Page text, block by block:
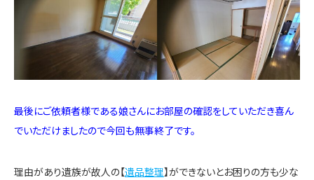
最後にご依頼者様である娘さんにお部屋の確認をしていただき喜ん
でいただけましたので今回も無事終了です。
理由があり遺族が故人の【遺品整理】ができないとお困りの方も少な